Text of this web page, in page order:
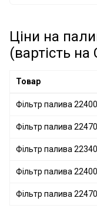
Ціни на
(вартість
Товар
Фільтр палива
Фільтр палива
Фільтр палива
Фільтр палива
Фільтр палива